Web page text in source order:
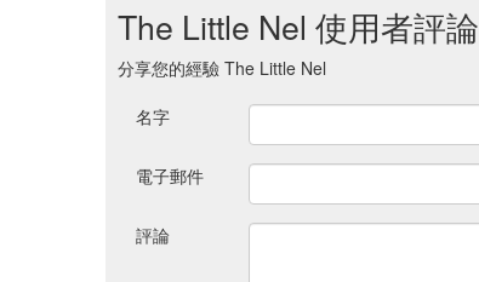
The Little Nel 使用者評論
分享您的經驗 The Little Nel
名字
電子郵件
評論